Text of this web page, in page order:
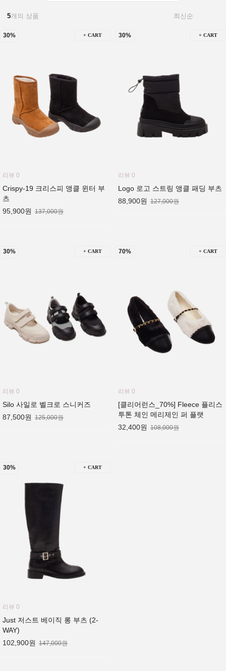
5개의 상품
30% + CART
리뷰 0
Crispy-19 크리스피 앵클 윈터 부
츠
95,900원 137,000원
30% + CART
리뷰 0
Logo 로고 스트링 앵클 패딩 부츠
88,900원 127,000원
30% + CART
리뷰 0
Silo 사일로 벨크로 스니커즈
87,500원 125,000원
70% + CART
리뷰 0
[클리어런스_70%] Fleece 플리스
투톤 체인 메리제인 퍼 플랫
32,400원 108,000원
30% + CART
리뷰 0
Just 저스트 베이직 롱 부츠 (2-
WAY)
102,900원 147,000원